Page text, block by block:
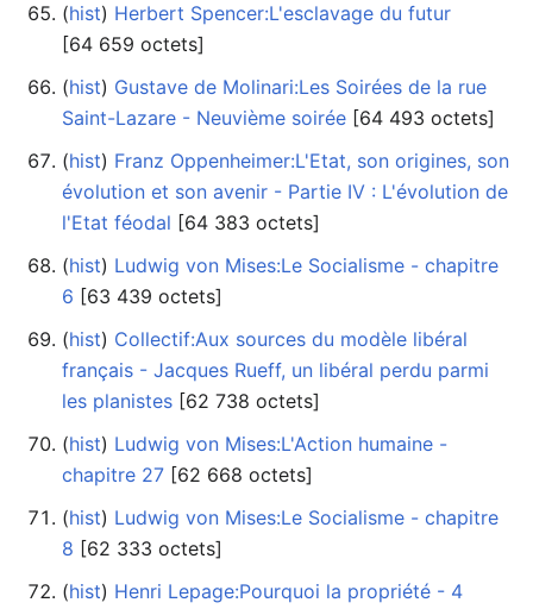
(hist) ‎ Herbert Spencer:L'esclavage du futur
‎[64 659 octets]
(hist) ‎ Gustave de Molinari:Les Soirées de la rue
Saint-Lazare - Neuvième soirée ‎[64 493 octets]
(hist) ‎ Franz Oppenheimer:L'Etat, son origines, son
évolution et son avenir - Partie IV : L'évolution de
l'Etat féodal ‎[64 383 octets]
(hist) ‎ Ludwig von Mises:Le Socialisme - chapitre
6 ‎[63 439 octets]
(hist) ‎ Collectif:Aux sources du modèle libéral
français - Jacques Rueff, un libéral perdu parmi
les planistes ‎[62 738 octets]
(hist) ‎ Ludwig von Mises:L'Action humaine -
chapitre 27 ‎[62 668 octets]
(hist) ‎ Ludwig von Mises:Le Socialisme - chapitre
8 ‎[62 333 octets]
(hist) ‎ Henri Lepage:Pourquoi la propriété - 4